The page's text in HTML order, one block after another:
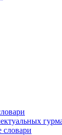
словари